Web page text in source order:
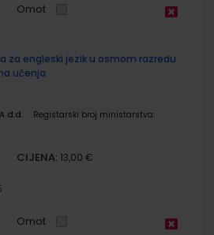
Omot
za engleski jezik u osmom razredu
učenja
d.d.
Registarski broj ministarstva:
CIJENA: 13,00 €
Omot